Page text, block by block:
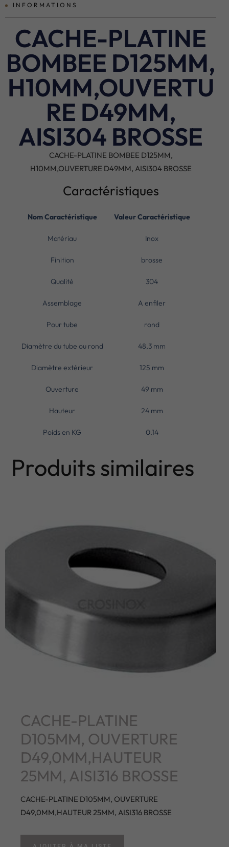
INFORMATIONS
CACHE-PLATINE
BOMBEE D125MM,
H10MM,OUVERTU
RE D49MM,
AISI304 BROSSE
CACHE-PLATINE BOMBEE D125MM,
H10MM,OUVERTURE D49MM, AISI304 BROSSE
Caractéristiques
Nom Caractéristique Valeur Caractéristique
Matériau Inox
Finition brosse
Qualité 304
Assemblage A enfiler
Pour tube rond
Diamètre du tube ou rond 48,3 mm
Diamètre extérieur 125 mm
Ouverture 49 mm
Hauteur 24 mm
Poids en KG 0.14
Produits similaires
CACHE-PLATINE
D105MM, OUVERTURE
D49,0MM,HAUTEUR
25MM, AISI316 BROSSE
CACHE-PLATINE D105MM, OUVERTURE
D49,0MM,HAUTEUR 25MM, AISI316 BROSSE